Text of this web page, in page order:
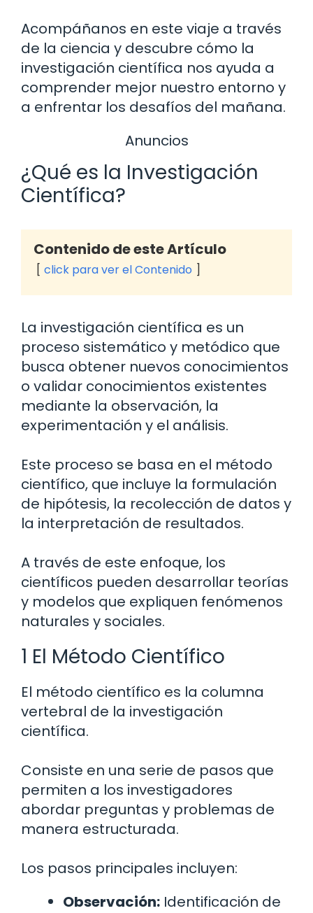
Acompáñanos en este viaje a través
de la ciencia y descubre cómo la
investigación científica nos ayuda a
comprender mejor nuestro entorno y
a enfrentar los desafíos del mañana.
Anuncios
¿Qué es la Investigación
Científica?
Contenido de este Artículo
click para ver el Contenido
La investigación científica es un
proceso sistemático y metódico que
busca obtener nuevos conocimientos
o validar conocimientos existentes
mediante la observación, la
experimentación y el análisis.
Este proceso se basa en el método
científico, que incluye la formulación
de hipótesis, la recolección de datos y
la interpretación de resultados.
A través de este enfoque, los
científicos pueden desarrollar teorías
y modelos que expliquen fenómenos
naturales y sociales.
1 El Método Científico
El método científico es la columna
vertebral de la investigación
científica.
Consiste en una serie de pasos que
permiten a los investigadores
abordar preguntas y problemas de
manera estructurada.
Los pasos principales incluyen:
Observación: Identificación de